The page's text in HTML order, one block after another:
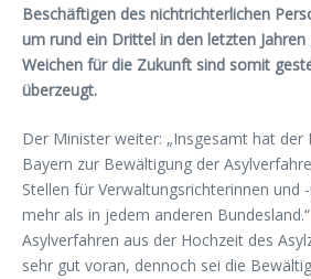
Beschäftigen des nichtrichterlichen
um rund ein Drittel in den letzten Jahren
Weichen für die Zukunft sind somit
überzeugt.
Der Minister weiter: „Insgesamt hat der
Bayern zur Bewältigung der
Stellen für Verwaltungsrichterinnen und
mehr als in jedem anderen
Asylverfahren aus der Hochzeit des
sehr gut voran, dennoch sei die